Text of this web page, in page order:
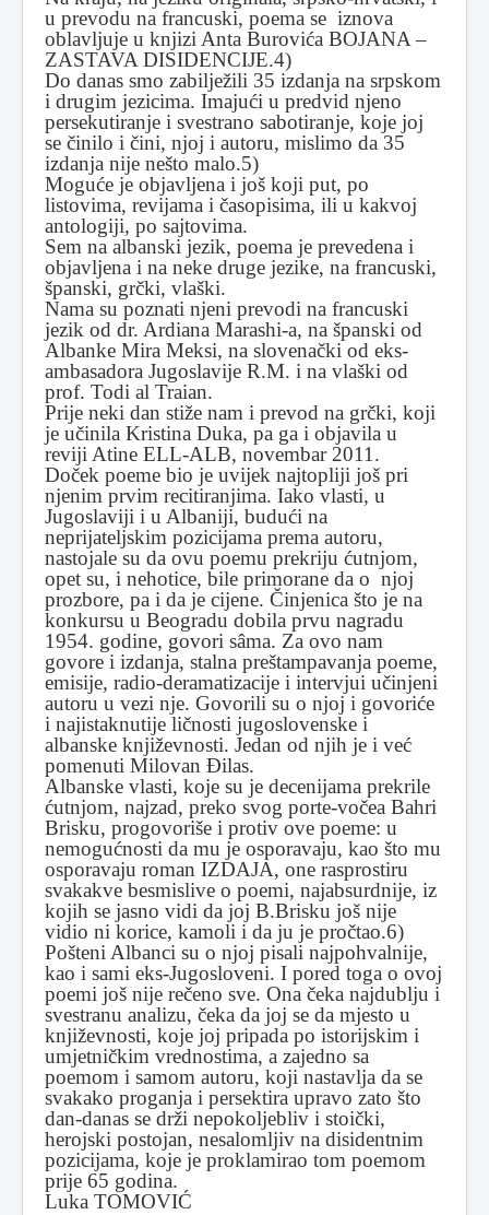
u prevodu na francuski, poema se iznova
oblavljuje u knjizi Anta Burovića BOJANA –
ZASTAVA DISIDENCIJE.4)
Do danas smo zabilježili 35 izdanja na srpskom
i drugim jezicima. Imajući u predvid njeno
persekutiranje i svestrano sabotiranje, koje joj
se činilo i čini, njoj i autoru, mislimo da 35
izdanja nije nešto malo.5)
Moguće je objavljena i još koji put, po
listovima, revijama i časopisima, ili u kakvoj
antologiji, po sajtovima.
Sem na albanski jezik, poema je prevedena i
objavljena i na neke druge jezike, na francuski,
španski, grčki, vlaški.
Nama su poznati njeni prevodi na francuski
jezik od dr. Ardiana Marashi-a, na španski od
Albanke Mira Meksi, na slovenački od eks-
ambasadora Jugoslavije R.M. i na vlaški od
prof. Todi al Traian.
Prije neki dan stiže nam i prevod na grčki, koji
je učinila Kristina Duka, pa ga i objavila u
reviji Atine ELL-ALB, novembar 2011.
Doček poeme bio je uvijek najtopliji još pri
njenim prvim recitiranjima. Iako vlasti, u
Jugoslaviji i u Albaniji, budući na
neprijateljskim pozicijama prema autoru,
nastojale su da ovu poemu prekriju ćutnjom,
opet su, i nehotice, bile primorane da o njoj
prozbore, pa i da je cijene. Činjenica što je na
konkursu u Beogradu dobila prvu nagradu
1954. godine, govori sâma. Za ovo nam
govore i izdanja, stalna preštampavanja poeme,
emisije, radio-deramatizacije i intervjui učinjeni
autoru u vezi nje. Govorili su o njoj i govoriće
i najistaknutije ličnosti jugoslovenske i
albanske književnosti. Jedan od njih je i već
pomenuti Milovan Ðilas.
Albanske vlasti, koje su je decenijama prekrile
ćutnjom, najzad, preko svog porte-vočea Bahri
Brisku, progovoriše i protiv ove poeme: u
nemogućnosti da mu je osporavaju, kao što mu
osporavaju roman IZDAJA, one rasprostiru
svakakve besmislive o poemi, najabsurdnije, iz
kojih se jasno vidi da joj B.Brisku još nije
vidio ni korice, kamoli i da ju je pročtao.6)
Pošteni Albanci su o njoj pisali najpohvalnije,
kao i sami eks-Jugosloveni. I pored toga o ovoj
poemi još nije rečeno sve. Ona čeka najdublju i
svestranu analizu, čeka da joj se da mjesto u
književnosti, koje joj pripada po istorijskim i
umjetničkim vrednostima, a zajedno sa
poemom i samom autoru, koji nastavlja da se
svakako proganja i persektira upravo zato što
dan-danas se drži nepokoljebliv i stoički,
herojski postojan, nesalomljiv na disidentnim
pozicijama, koje je proklamirao tom poemom
prije 65 godina.
Luka TOMOVIĆ